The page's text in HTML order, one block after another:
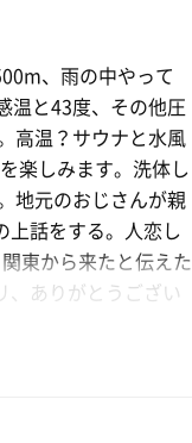
、雨の中やって
温と43度、その他圧
高温？サウナと水風
楽しみます。洗体し
地元のおじさんが親
上話をする。人恋し
東から来たと伝えた
、ありがとうござい